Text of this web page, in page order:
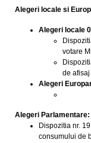
Alegeri locale si
Alegeri locale
votare
de
Alegeri
Alegeri Parlamentare:
Dispozitia nr.
consumului de